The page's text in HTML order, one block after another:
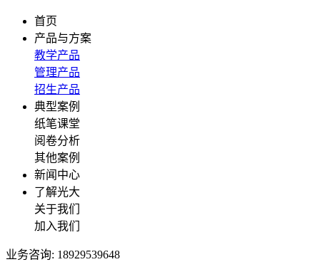
首页
产品与方案
教学产品
管理产品
招生产品
典型案例
纸笔课堂
阅卷分析
其他案例
新闻中心
了解光大
关于我们
加入我们
业务咨询: 18929539648